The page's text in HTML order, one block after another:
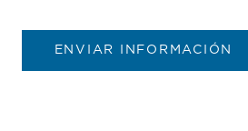
ENVIAR INFORMACIÓN